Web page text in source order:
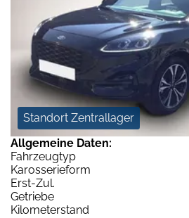
Standort Zentrallager
Allgemeine Daten:
Fahrzeugtyp
Karosserieform
Erst-Zul.
Getriebe
Kilometerstand